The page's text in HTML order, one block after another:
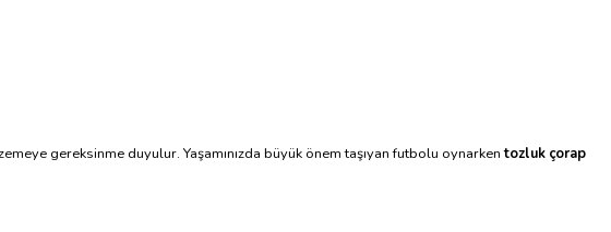
gereksinme duyulur. Yaşamınızda büyük önem taşıyan futbolu oynarkentozluk çorap